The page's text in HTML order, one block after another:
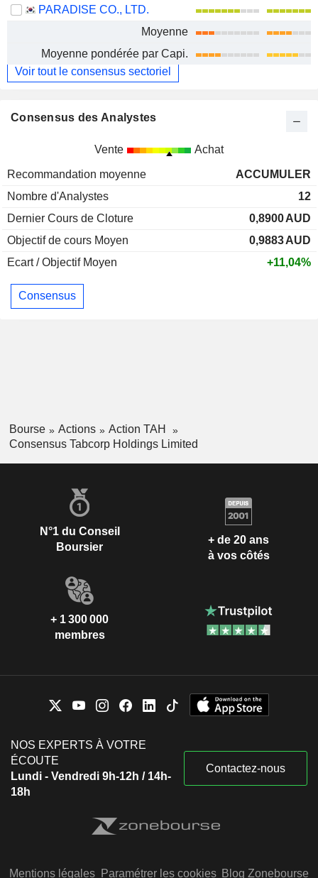
PARADISE CO., LTD.
Moyenne
Moyenne pondérée par Capi.
Voir tout le consensus sectoriel
Consensus des Analystes
Vente Achat
Recommandation moyenne
ACCUMULER
Nombre d'Analystes
12
Dernier Cours de Cloture
0,8900AUD
Objectif de cours Moyen
0,9883AUD
Ecart / Objectif Moyen
+11,04%
Consensus
Bourse Actions
Action TAH
Consensus Tabcorp Holdings Limited
N°1 du Conseil
Boursier
+ de 20 ans
à vos côtés
+ 1 300 000
membres
NOS EXPERTS À VOTRE
ÉCOUTE
Lundi - Vendredi 9h-12h / 14h-
18h
Contactez-nous
Mentions légales Paramétrer les cookies Blog Zonebourse